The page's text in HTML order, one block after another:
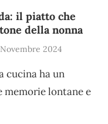
il piatto che
della nonna
2024
cucina ha un
memorie lontane e